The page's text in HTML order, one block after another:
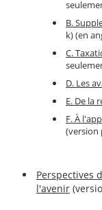
B.
k) (en
C.
D. Les
E. De la
F. À
(version
Perspectives
l'avenir